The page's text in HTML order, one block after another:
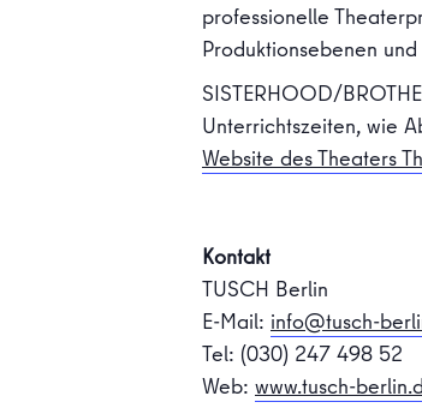
professionelle
Produktionsebenen
SISTERHOOD/
Unterrichtszeiten, wie
Website des Theaters
Kontakt
TUSCH Berlin
E-Mail: info@tusch-
Tel: (030) 247 498 52
Web: www.tusch-